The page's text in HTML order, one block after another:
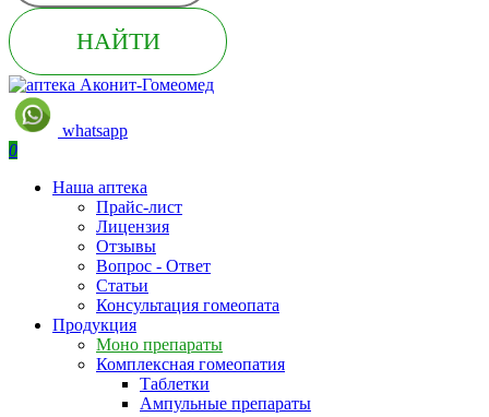
НАЙТИ
whatsapp
0
Наша аптека
Прайс-лист
Лицензия
Отзывы
Вопрос - Ответ
Статьи
Консультация гомеопата
Продукция
Моно препараты
Комплексная гомеопатия
Таблетки
Ампульные препараты